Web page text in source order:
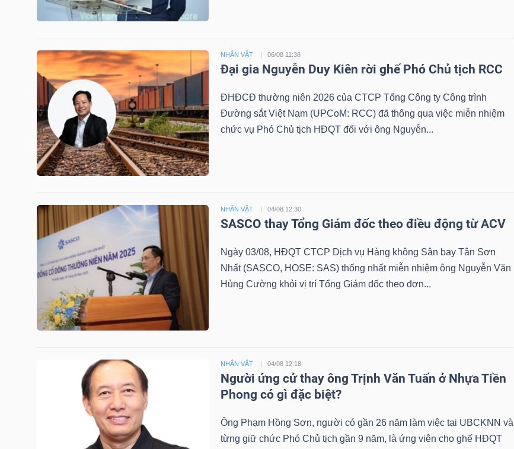
NHÂN VẬT 06/08 11:38
Đại gia Nguyễn Duy Kiên rời ghế Phó Chủ tịch RCC
ĐHĐCĐ thường niên 2026 của CTCP Tổng Công ty Công trình
Đường sắt Việt Nam (UPCoM: RCC) đã thông qua việc miễn nhiệm
chức vụ Phó Chủ tịch HĐQT đối với ông Nguyễn...
NHÂN VẬT 04/08 12:30
SASCO thay Tổng Giám đốc theo điều động từ ACV
Ngày 03/08, HĐQT CTCP Dịch vụ Hàng không Sân bay Tân Sơn
Nhất (SASCO, HOSE: SAS) thống nhất miễn nhiệm ông Nguyễn Văn
Hùng Cường khỏi vị trí Tổng Giám đốc theo đơn...
NHÂN VẬT 04/08 12:18
Người ứng cử thay ông Trịnh Văn Tuấn ở Nhựa Tiền
Phong có gì đặc biệt?
Ông Phạm Hồng Sơn, người có gần 26 năm làm việc tại UBCKNN và
từng giữ chức Phó Chủ tịch gần 9 năm, là ứng viên cho ghế HĐQT
SECTOR
NĂNG
LƯỢNG
VẬT
NGHIỆP